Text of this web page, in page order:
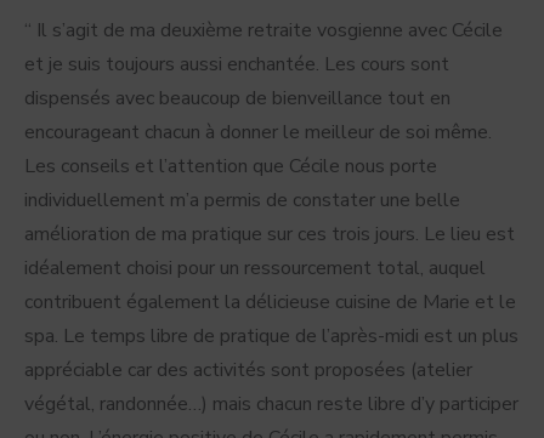
“ Il s’agit de ma deuxième retraite vosgienne avec Cécile
et je suis toujours aussi enchantée. Les cours sont
dispensés avec beaucoup de bienveillance tout en
encourageant chacun à donner le meilleur de soi même.
Les conseils et l’attention que Cécile nous porte
individuellement m’a permis de constater une belle
amélioration de ma pratique sur ces trois jours. Le lieu est
idéalement choisi pour un ressourcement total, auquel
contribuent également la délicieuse cuisine de Marie et le
spa. Le temps libre de pratique de l’après-midi est un plus
appréciable car des activités sont proposées (atelier
végétal, randonnée…) mais chacun reste libre d’y participer